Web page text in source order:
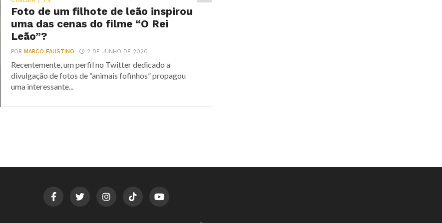
Foto de um filhote de leão inspirou
uma das cenas do filme “O Rei
Leão”?
PORMARCO FAUSTINO 2 DE JUNHO DE 2020
Recentemente, um perfil no Twitter dedicado a
divulgação de fotos de “animais fofinhos” propagou
uma interessante...